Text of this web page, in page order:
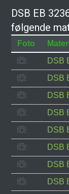
DSB EB
følgende
Foto
DSB
DSB
DSB
DSB
DSB
DSB
DSB
DSB